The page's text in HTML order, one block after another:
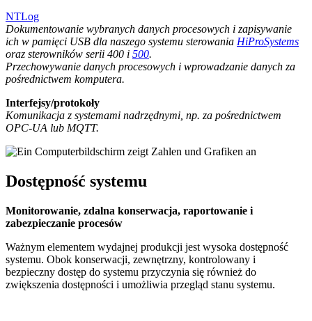
NTLog
Dokumentowanie wybranych danych procesowych i zapisywanie
ich w pamięci USB dla naszego systemu sterowania HiProSystems
oraz sterowników serii 400 i 500.
Przechowywanie danych procesowych i wprowadzanie danych za
pośrednictwem komputera.
Interfejsy/protokoły
Komunikacja z systemami nadrzędnymi, np. za pośrednictwem
OPC-UA lub MQTT.
Dostępność systemu
Monitorowanie, zdalna konserwacja, raportowanie i
zabezpieczanie procesów
Ważnym elementem wydajnej produkcji jest wysoka dostępność
systemu. Obok konserwacji, zewnętrzny, kontrolowany i
bezpieczny dostęp do systemu przyczynia się również do
zwiększenia dostępności i umożliwia przegląd stanu systemu.